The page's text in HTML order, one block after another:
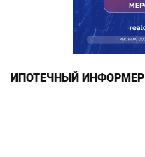
ИПОТЕЧНЫЙ ИНФОРМЕР